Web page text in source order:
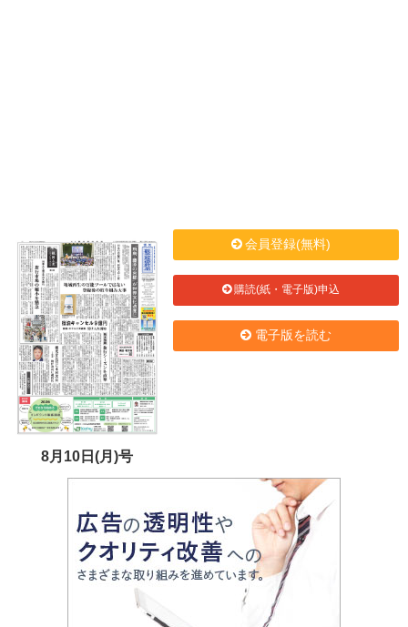
8月10日(月)号
会員登録(無料)
購読(紙・電子版)申込
電子版を読む